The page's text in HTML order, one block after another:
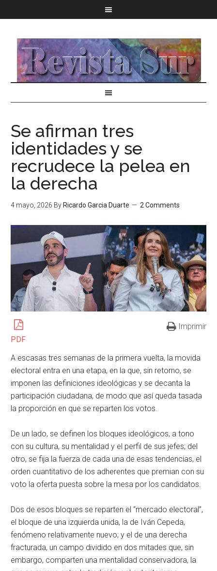
Se afirman tres
identidades y se
recrudece la pelea en
la derecha
4 mayo, 2026 By Ricardo Garcia Duarte 2 Comments
PDF
Imprimir
A escasas tres semanas de la primera vuelta, la movida
electoral entra en una etapa, en la que, sin retorno, se
imponen las definiciones ideológicas y se decanta la
participación ciudadana, de modo que así queda tasada
la proporción en que se reparten los votos.
De un lado, se definen los bloques ideológicos, a tono
con su cultura, su mentalidad y el perfil de sus jefes; del
otro, se fija la fuerza de cada una de esas tendencias, el
orden cuantitativo de los adherentes que premian con su
voto la oferta puesta sobre la mesa por los candidatos.
Dos de esos bloques se reparten el “mercado electoral”,
el bloque de una izquierda unida, la de Iván Cepeda,
fenómeno relativamente nuevo; y el de una derecha
fracturada, un campo dividido en dos mitades que, sin
embargo, comparten una mentalidad conservadora, la